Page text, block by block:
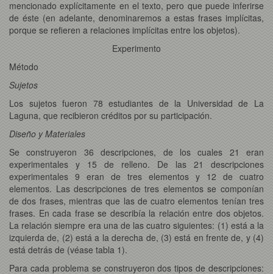
mencionado explícitamente en el texto, pero que puede inferirse
de éste (en adelante, denominaremos a estas frases implícitas,
porque se refieren a relaciones implícitas entre los objetos).
Experimento
Método
Sujetos
Los sujetos fueron 78 estudiantes de la Universidad de La
Laguna, que recibieron créditos por su participación.
Diseño y Materiales
Se construyeron 36 descripciones, de los cuales 21 eran
experimentales y 15 de relleno. De las 21 descripciones
experimentales 9 eran de tres elementos y 12 de cuatro
elementos. Las descripciones de tres elementos se componían
de dos frases, mientras que las de cuatro elementos tenían tres
frases. En cada frase se describía la relación entre dos objetos.
La relación siempre era una de las cuatro siguientes: (1) está a la
izquierda de, (2) está a la derecha de, (3) está en frente de, y (4)
está detrás de (véase tabla 1).
Para cada problema se construyeron dos tipos de descripciones: